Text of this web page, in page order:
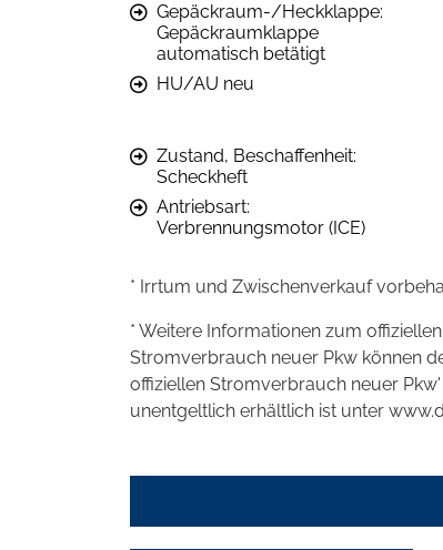
Gepäckraum-/Heckklappe:
Gepäckraumklappe
automatisch betätigt
HU/AU neu
Zustand, Beschaffenheit:
Scheckheft
Antriebsart:
Verbrennungsmotor (ICE)
* Irrtum und Zwischenverkauf
* Weitere Informationen zum
Stromverbrauch neuer Pkw können
offiziellen Stromverbrauch neuer
unentgeltlich erhältlich ist unter